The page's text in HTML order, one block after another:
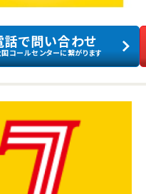
話で問い合わせ
コールセンターに繋がります